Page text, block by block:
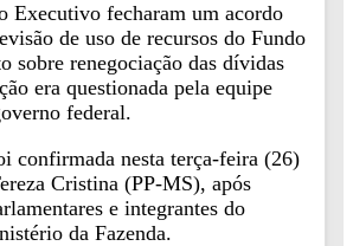
Executivo fecharam um acordo
de uso de recursos do Fundo
sobre renegociação das dívidas
era questionada pela equipe
federal.
confirmada nesta terça-feira (26)
Cristina (PP-MS), após
e integrantes do
da Fazenda.